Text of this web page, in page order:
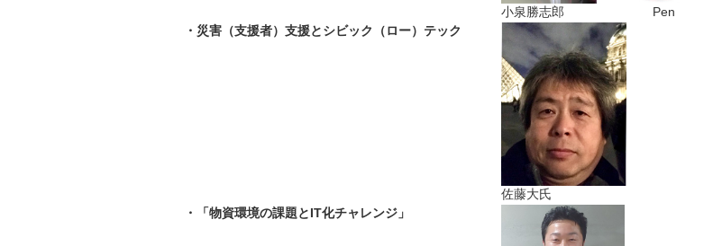
小泉勝志郎 Pen
・災害（支援者）支援とシビック（ロー）テック
佐藤大氏
・「物資環境の課題とIT化チャレンジ」